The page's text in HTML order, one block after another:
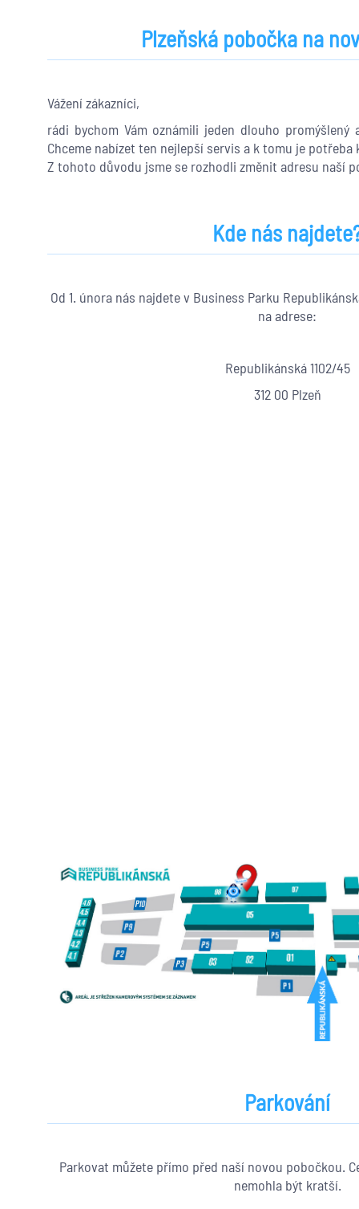
Plzeňská pobočka na
Vážení zákazníci,
rádi bychom Vám oznámili jeden dlouho
Chceme nabízet ten nejlepší servis a k tomu je potřeba
Z tohoto důvodu jsme se rozhodli změnit adresu naší
Kde nás
Od 1. února nás najdete v Business Parku
na adrese:
Republikánská 1102/45
312 00 Plzeň
Parkování
Parkovat můžete přímo před naší novou pobočkou.
nemohla být kratší.